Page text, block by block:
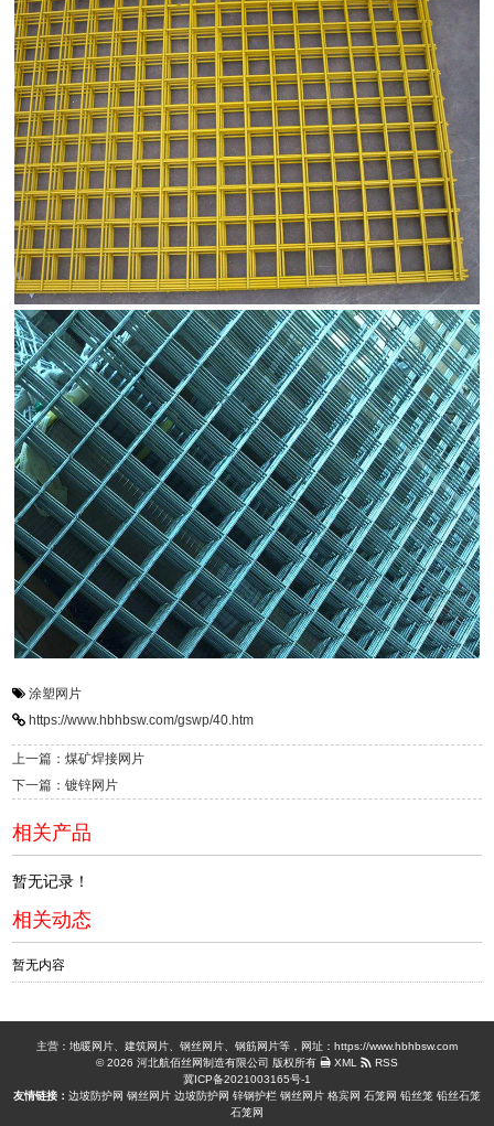
涂塑网片
https://www.hbhbsw.com/gswp/40.htm
上一篇：煤矿焊接网片
下一篇：镀锌网片
相关产品
暂无记录！
相关动态
暂无内容
主营：地暖网片、建筑网片、钢丝网片、钢筋网片等，网址：https://www.hbhbsw.com
© 2026 河北航佰丝网制造有限公司 版权所有
XML
RSS
冀ICP备2021003165号-1
友情链接： 边坡防护网 钢丝网片 边坡防护网 锌钢护栏 钢丝网片 格宾网 石笼网 铅丝笼 铅丝石笼
石笼网